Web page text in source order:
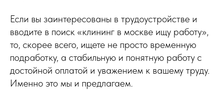
Если вы заинтересованы в трудоустройстве и
вводите в поиск «клининг в москве ищу работу»,
то, скорее всего, ищете не просто временную
подработку, а стабильную и понятную работу с
достойной оплатой и уважением к вашему труду.
Именно это мы и предлагаем.